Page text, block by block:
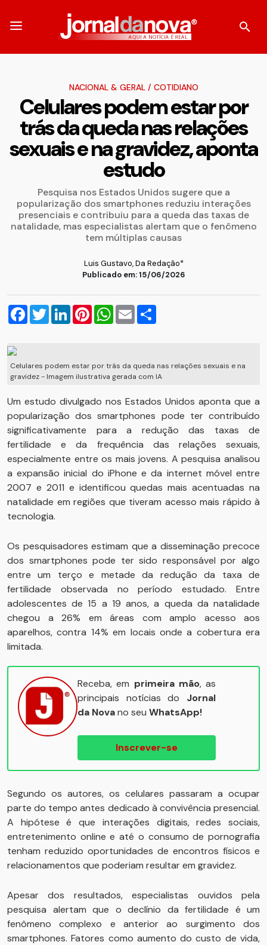
NACIONAL & GERAL/ COTIDIANO
Celulares podem estar por
trás da queda nas relações
sexuais e na gravidez, aponta
estudo
Pesquisa nos Estados Unidos sugere que a
popularização dos smartphones reduziu interações
presenciais e contribuiu para a queda das taxas de
natalidade, mas especialistas alertam que o fenômeno
tem múltiplas causas
Luis Gustavo, Da Redação*
Publicado em: 15/06/2026
Facebook
TwitterLinkedInPinterestWhatsApp
Email
Celulares podem estar por trás da queda nas relações sexuais e na
gravidez - Imagem ilustrativa gerada com IA
Um estudo divulgado nos Estados Unidos aponta que a
popularização dos smartphones pode ter contribuído
significativamente para a redução das taxas de
fertilidade e da frequência das relações sexuais,
especialmente entre os mais jovens. A pesquisa analisou
a expansão inicial do iPhone e da internet móvel entre
2007 e 2011 e identificou quedas mais acentuadas na
natalidade em regiões que tiveram acesso mais rápido à
tecnologia.
Os pesquisadores estimam que a disseminação precoce
dos smartphones pode ter sido responsável por algo
entre um terço e metade da redução da taxa de
fertilidade observada no período estudado. Entre
adolescentes de 15 a 19 anos, a queda da natalidade
chegou a 26% em áreas com amplo acesso aos
aparelhos, contra 14% em locais onde a cobertura era
limitada.
Receba, em primeira mão, as
principais notícias do Jornal
da Novano seu WhatsApp!
Inscrever-se
Segundo os autores, os celulares passaram a ocupar
parte do tempo antes dedicado à convivência presencial.
A hipótese é que interações digitais, redes sociais,
entretenimento online e até o consumo de pornografia
tenham reduzido oportunidades de encontros físicos e
relacionamentos que poderiam resultar em gravidez.
Apesar dos resultados, especialistas ouvidos pela
pesquisa alertam que o declínio da fertilidade é um
fenômeno complexo e anterior ao surgimento dos
smartphones. Fatores como aumento do custo de vida,